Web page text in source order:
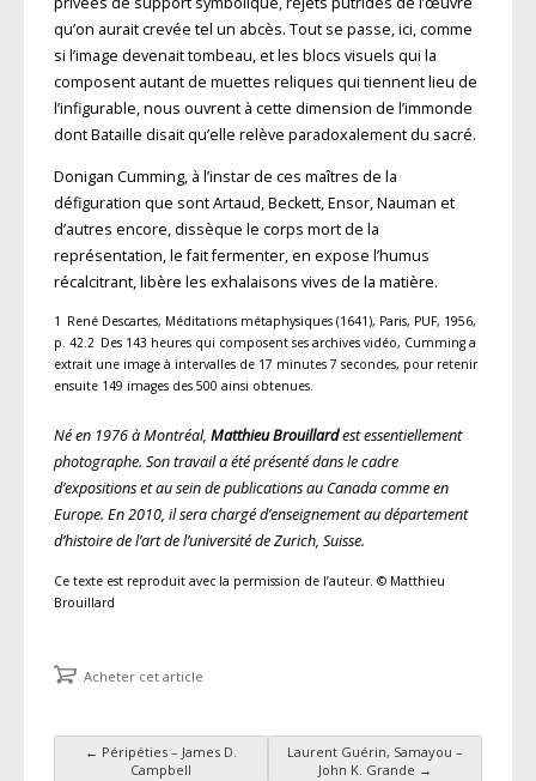
qu’on aurait crevée tel un abcès. Tout se passe, ici, comme
si l’image devenait tombeau, et les blocs visuels qui la
composent autant de muettes reliques qui tiennent lieu de
l’infigurable, nous ouvrent à cette dimension de l’immonde
dont Bataille disait qu’elle relève paradoxalement du sacré.
Donigan Cumming, à l’instar de ces maîtres de la
défiguration que sont Artaud, Beckett, Ensor, Nauman et
d’autres encore, dissèque le corps mort de la
représentation, le fait fermenter, en expose l’humus
récalcitrant, libère les exhalaisons vives de la matière.
1 René Descartes, Méditations métaphysiques (1641), Paris, PUF, 1956,
p. 42.2 Des 143 heures qui composent ses archives vidéo, Cumming a
extrait une image à intervalles de 17 minutes 7 secondes, pour retenir
ensuite 149 images des 500 ainsi obtenues.
Né en 1976 à Montréal, Matthieu Brouillardest essentiellement
photographe. Son travail a été présenté dans le cadre
d’expositions et au sein de publications au Canada comme en
Europe. En 2010, il sera chargé d’enseignement au département
d’histoire de l’art de l’université de Zurich, Suisse.
Ce texte est reproduit avec la permission de l’auteur. © Matthieu
Brouillard
Acheter cet article
← Péripéties – James D.
Campbell
Laurent Guérin, Samayou –
John K. Grande →